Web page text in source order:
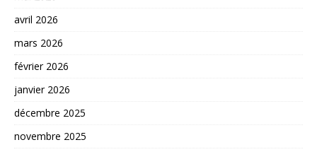
avril 2026
mars 2026
février 2026
janvier 2026
décembre 2025
novembre 2025